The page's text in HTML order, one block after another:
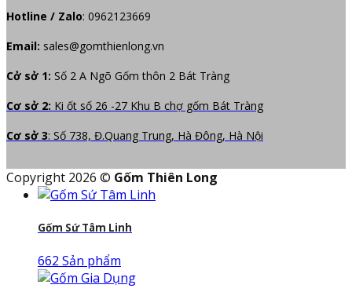
Hotline / Zalo: 0962123669
Email: sales@gomthienlong.vn
Cở sở 1: Số 2 A Ngõ Gốm thôn 2 Bát Tràng
Cơ sở 2: Ki ốt số 26 -27 Khu B chợ gốm Bát Tràng
Cơ sở 3: Số 738, Đ.Quang Trung, Hà Đông, Hà Nội
Copyright 2026 © Gốm Thiên Long
Gốm Sứ Tâm Linh
662 Sản phẩm